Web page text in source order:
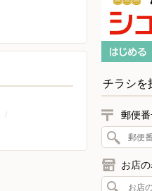
チラシを
郵便
お店